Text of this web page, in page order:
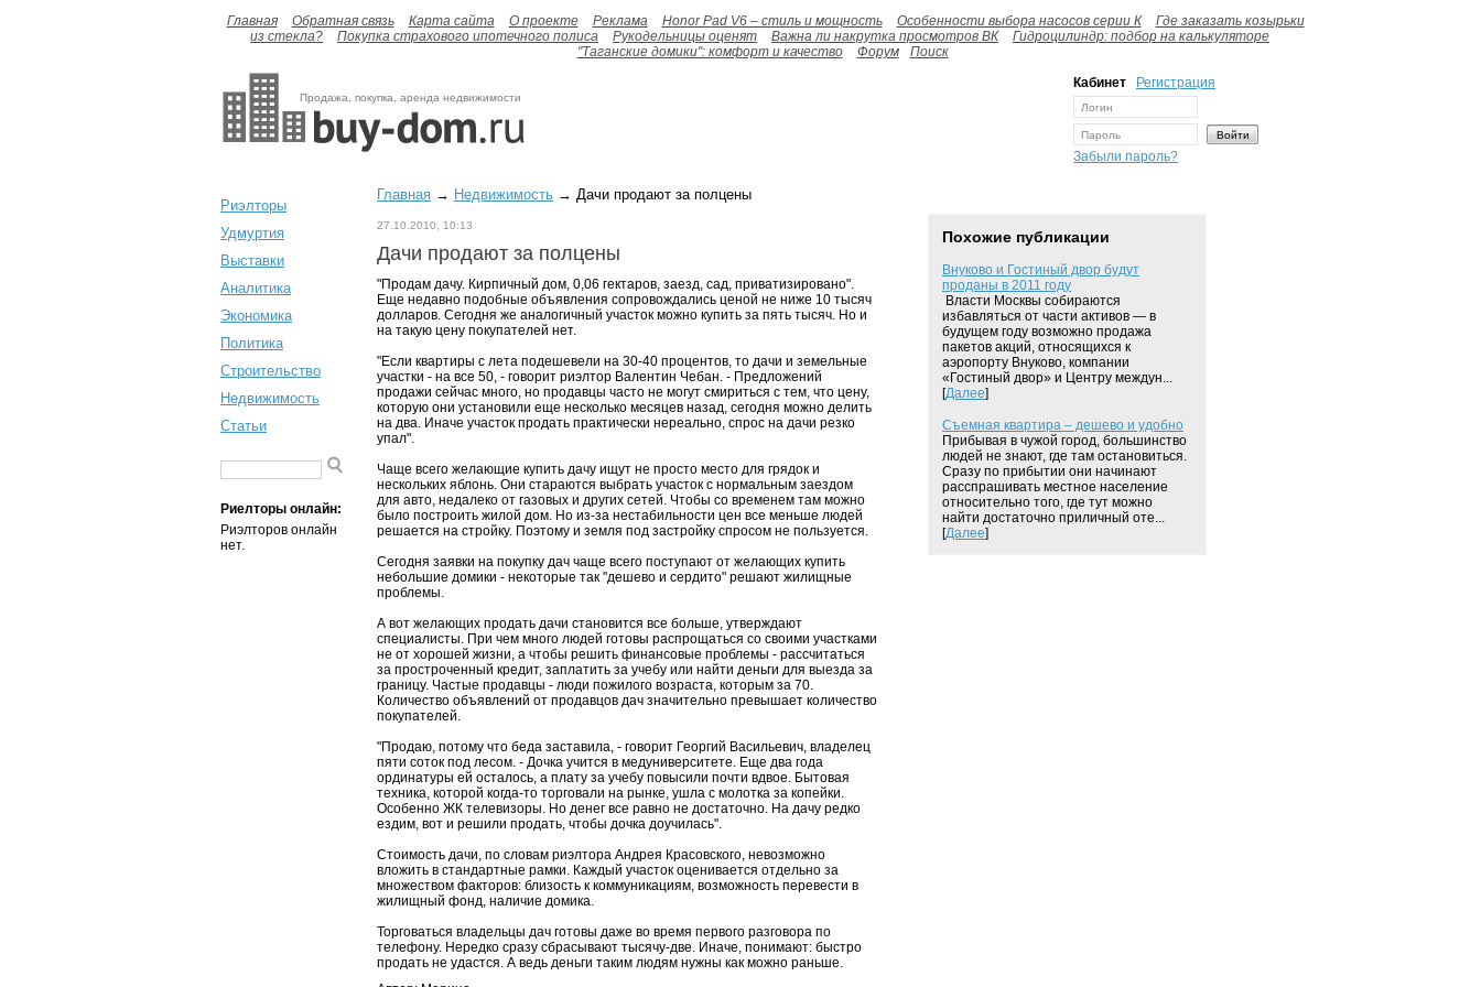
Главная Обратная связь Карта сайта О проекте Реклама Honor Pad V6 – стиль и мощность Особенности выбора насосов серии К
Где заказать козырьки
из стекла?
Покупка страхового ипотечного полиса Рукодельницы оценят Важна ли накрутка просмотров ВК
Гидроцилиндр: подбор на калькуляторе
"Таганские домики": комфорт и качество
Форум Поиск
Продажа, покупка, аренда недвижимости
Кабинет Регистрация
Забыли пароль?
Риэлторы
Удмуртия
Выставки
Аналитика
Экономика
Политика
Строительство
Недвижимость
Статьи
Риелторы онлайн:
Риэлторов онлайн
нет.
Главная → Недвижимость → Дачи продают за полцены
27.10.2010, 10:13
Дачи продают за полцены
"Продам дачу. Кирпичный дом, 0,06 гектаров, заезд, сад, приватизировано".
Еще недавно подобные объявления сопровождались ценой не ниже 10 тысяч
долларов. Сегодня же аналогичный участок можно купить за пять тысяч. Но и
на такую цену покупателей нет.
"Если квартиры с лета подешевели на 30-40 процентов, то дачи и земельные
участки - на все 50, - говорит риэлтор Валентин Чебан. - Предложений
продажи сейчас много, но продавцы часто не могут смириться с тем, что цену,
которую они установили еще несколько месяцев назад, сегодня можно делить
на два. Иначе участок продать практически нереально, спрос на дачи резко
упал".
Чаще всего желающие купить дачу ищут не просто место для грядок и
нескольких яблонь. Они стараются выбрать участок с нормальным заездом
для авто, недалеко от газовых и других сетей. Чтобы со временем там можно
было построить жилой дом. Но из-за нестабильности цен все меньше людей
решается на стройку. Поэтому и земля под застройку спросом не пользуется.
Сегодня заявки на покупку дач чаще всего поступают от желающих купить
небольшие домики - некоторые так "дешево и сердито" решают жилищные
проблемы.
А вот желающих продать дачи становится все больше, утверждают
специалисты. При чем много людей готовы распрощаться со своими участками
не от хорошей жизни, а чтобы решить финансовые проблемы - рассчитаться
за простроченный кредит, заплатить за учебу или найти деньги для выезда за
границу. Частые продавцы - люди пожилого возраста, которым за 70.
Количество объявлений от продавцов дач значительно превышает количество
покупателей.
"Продаю, потому что беда заставила, - говорит Георгий Васильевич, владелец
пяти соток под лесом. - Дочка учится в медуниверситете. Еще два года
ординатуры ей осталось, а плату за учебу повысили почти вдвое. Бытовая
техника, которой когда-то торговали на рынке, ушла с молотка за копейки.
Особенно ЖК телевизоры. Но денег все равно не достаточно. На дачу редко
ездим, вот и решили продать, чтобы дочка доучилась".
Стоимость дачи, по словам риэлтора Андрея Красовского, невозможно
вложить в стандартные рамки. Каждый участок оценивается отдельно за
множеством факторов: близость к коммуникациям, возможность перевести в
жилищный фонд, наличие домика.
Торговаться владельцы дач готовы даже во время первого разговора по
телефону. Нередко сразу сбрасывают тысячу-две. Иначе, понимают: быстро
продать не удастся. А ведь деньги таким людям нужны как можно раньше.
Похожие публикации
Внуково и Гостиный двор будут
проданы в 2011 году
Власти Москвы собираются
избавляться от части активов — в
будущем году возможно продажа
пакетов акций, относящихся к
аэропорту Внуково, компании
«Гостиный двор» и Центру междун...
[Далее]
Съемная квартира – дешево и удобно
Прибывая в чужой город, большинство
людей не знают, где там остановиться.
Сразу по прибытии они начинают
расспрашивать местное население
относительно того, где тут можно
найти достаточно приличный оте...
[Далее]